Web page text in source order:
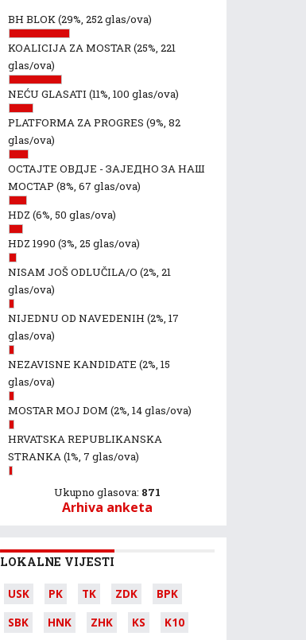
BH BLOK(29%, 252 glas/ova)
KOALICIJA ZA MOSTAR(25%, 221
glas/ova)
NEĆU GLASATI (11%, 100 glas/ova)
PLATFORMA ZA PROGRES (9%, 82
glas/ova)
ОСТАЈТЕ ОВДЈЕ - ЗАЈЕДНО ЗА НАШ
МОСТАР (8%, 67 glas/ova)
HDZ (6%, 50 glas/ova)
HDZ 1990 (3%, 25 glas/ova)
NISAM JOŠ ODLUČILA/O (2%, 21
glas/ova)
NIJEDNU OD NAVEDENIH (2%, 17
glas/ova)
NEZAVISNE KANDIDATE (2%, 15
glas/ova)
MOSTAR MOJ DOM (2%, 14 glas/ova)
HRVATSKA REPUBLIKANSKA
STRANKA(1%, 7 glas/ova)
Ukupno glasova: 871
Arhiva anketa
LOKALNE VIJESTI
USK PK TK ZDK
BPK
SBK
HNK ZHK KS
K10